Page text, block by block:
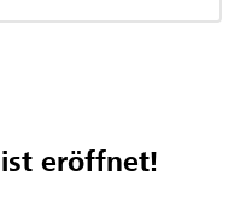
ist eröffnet!